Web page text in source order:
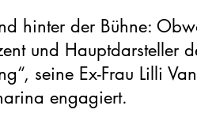
hinter der Bühne:
und Hauptdarsteller
seine Ex-Frau Lilli
engagiert.